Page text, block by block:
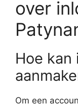
over
Hoe kan
Om een